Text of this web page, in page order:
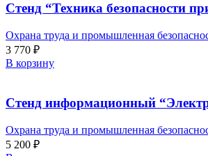
Стенд “Техника безопасности
Охрана труда и промышленная
3 770 ₽
В корзину
Стенд информационный
Охрана труда и промышленная
5 200 ₽